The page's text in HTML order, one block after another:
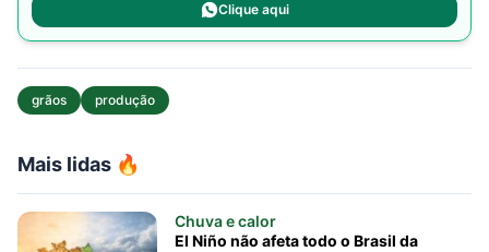
Mais lidas 🔥
Chuva e calor
El Niño não afeta todo o Brasil da
Clique aqui
grãos produção